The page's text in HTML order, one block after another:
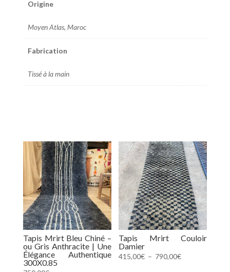
Origine
Moyen Atlas, Maroc
Fabrication
Tissé à la main
Tapis Mrirt Bleu Chiné –
ou Gris Anthracite | Une
Élégance Authentique
300X0.85
Tapis Mrirt Couloir
Damier
415,00€ – 790,00€Plage